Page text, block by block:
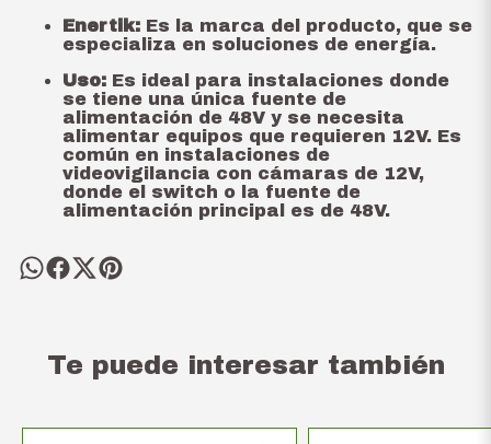
Enertik:Es la marca del producto, que se
especializa en soluciones de energía.
Uso:Es ideal para instalaciones donde
se tiene una única fuente de
alimentación de 48V y se necesita
alimentar equipos que requieren 12V. Es
común en instalaciones de
videovigilancia con cámaras de 12V,
donde el switch o la fuente de
alimentación principal es de 48V.
Te puede interesar también